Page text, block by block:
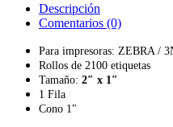
Descripción
Comentarios (0)
Para impresoras: ZEBRA /
Rollos de 2100 etiquetas
Tamaño: 2″ x 1″
1 Fila
Cono 1"